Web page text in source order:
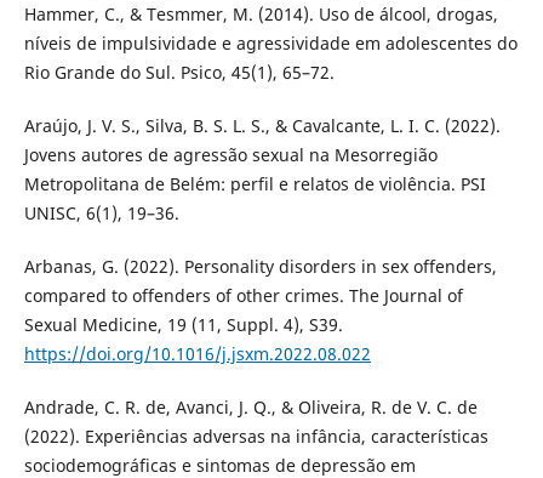
Hammer, C., & Tesmmer, M. (2014). Uso de álcool, drogas,
níveis de impulsividade e agressividade em adolescentes do
Rio Grande do Sul. Psico, 45(1), 65–72.
Araújo, J. V. S., Silva, B. S. L. S., & Cavalcante, L. I. C. (2022).
Jovens autores de agressão sexual na Mesorregião
Metropolitana de Belém: perfil e relatos de violência. PSI
UNISC, 6(1), 19–36.
Arbanas, G. (2022). Personality disorders in sex offenders,
compared to offenders of other crimes. The Journal of
Sexual Medicine, 19 (11, Suppl. 4), S39.
https://doi.org/10.1016/j.jsxm.2022.08.022
Andrade, C. R. de, Avanci, J. Q., & Oliveira, R. de V. C. de
(2022). Experiências adversas na infância, características
sociodemográficas e sintomas de depressão em